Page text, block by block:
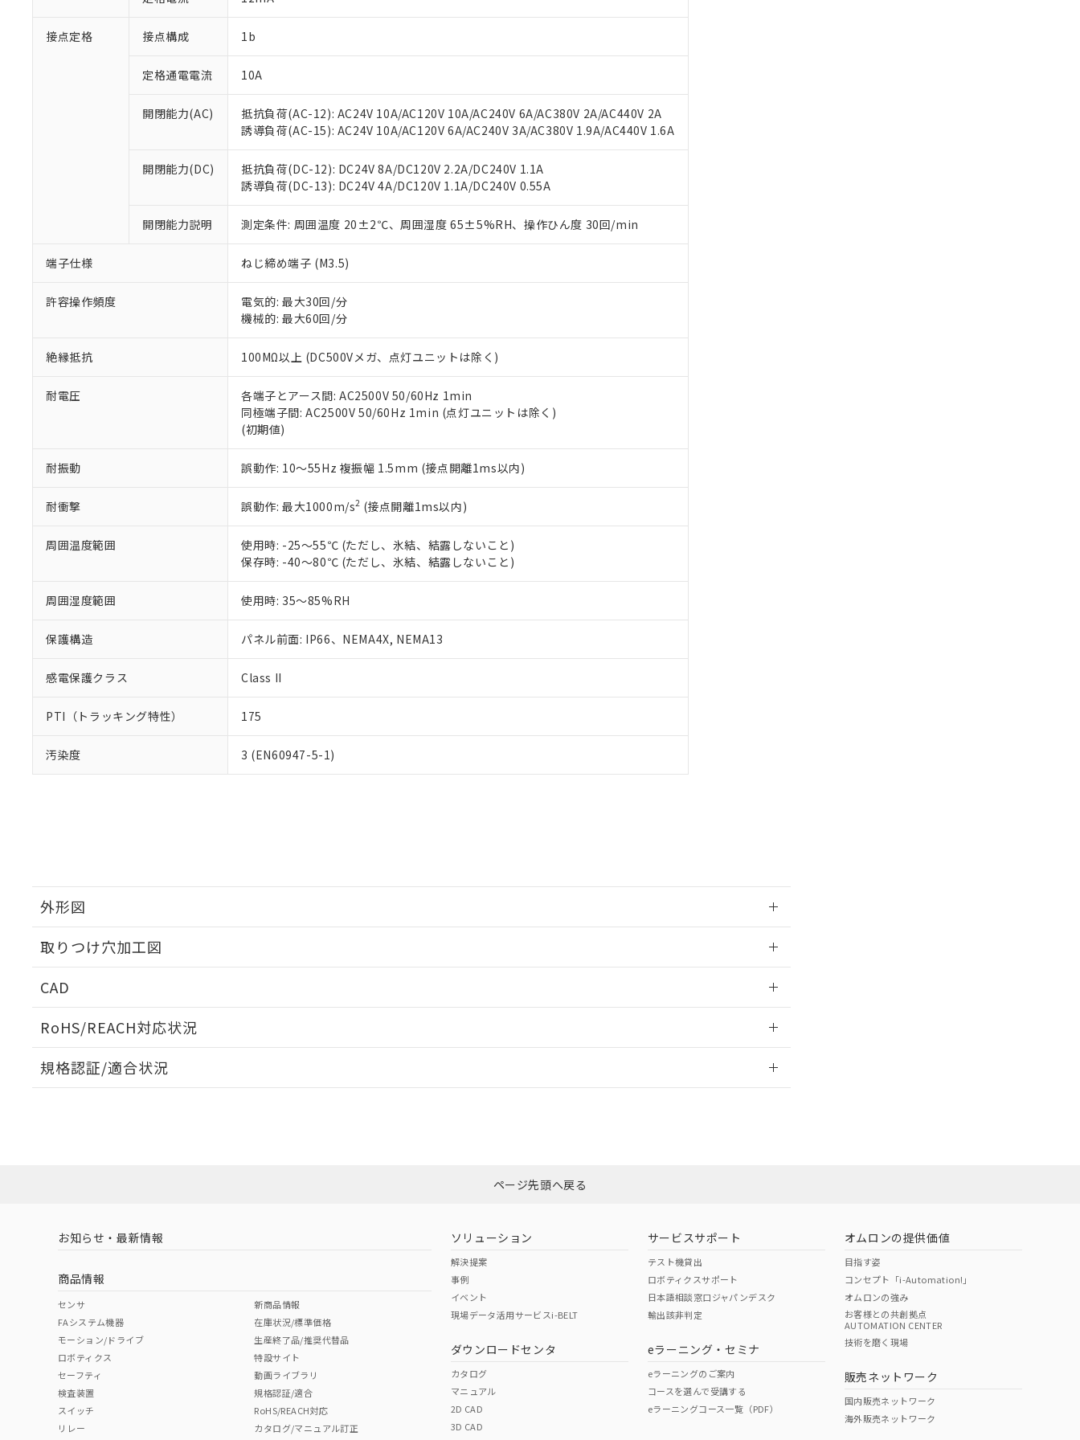
接点定格 接点構成 1b
定格通電電流 10A
開閉能力(AC)
抵抗負荷(AC-12): AC24V 10A/AC120V 10A/AC240V 6A/AC380V 2A/AC440V 2A
誘導負荷(AC-15): AC24V 10A/AC120V 6A/AC240V 3A/AC380V 1.9A/AC440V 1.6A
開閉能力(DC)
抵抗負荷(DC-12): DC24V 8A/DC120V 2.2A/DC240V 1.1A
誘導負荷(DC-13): DC24V 4A/DC120V 1.1A/DC240V 0.55A
開閉能力説明 測定条件: 周囲温度 20±2℃、周囲湿度 65±5%RH、操作ひん度 30回/min
端子仕様 ねじ締め端子 (M3.5)
許容操作頻度
電気的: 最大30回/分
機械的: 最大60回/分
絶縁抵抗 100MΩ以上 (DC500Vメガ、点灯ユニットは除く)
耐電圧
各端子とアース間: AC2500V 50/60Hz 1min
同極端子間: AC2500V 50/60Hz 1min (点灯ユニットは除く)
(初期値)
耐振動 誤動作: 10～55Hz 複振幅 1.5mm (接点開離1ms以内)
耐衝撃 誤動作: 最大1000m/s2 (接点開離1ms以内)
周囲温度範囲
使用時: -25～55℃ (ただし、氷結、結露しないこと)
保存時: -40～80℃ (ただし、氷結、結露しないこと)
周囲湿度範囲 使用時: 35～85%RH
保護構造 パネル前面: IP66、NEMA4X, NEMA13
感電保護クラス Class II
PTI（トラッキング特性） 175
汚染度 3 (EN60947-5-1)
外形図
取りつけ穴加工図
CAD
RoHS/REACH対応状況
EU RoHS 注意事項・凡例
ダウンロードはこちら
中国 RoHS 注意事項・凡例
中国 RoHS表
Pb Hg Cr(VI)
O O
規格認証/適合状況
（イギリス
（ノルウェー
（日本
（アメリカ
この製品の規格認証/適合状況ページへ
その他の認証はこちらのページからご検索ください
本サービスは、当社制御機器事業取扱商品の当社在庫状況および標準価格(税抜)を提供させていただ
当社制御機器事業取扱商品の中には、本サービスの対象外となる商品もあることをご了承ください。
い。
正式な納期状況および標準価格はお客様のお取引先、またはお客様担当のオムロン制御機器販売店・
当社販売員にご相談ください。
在庫状況および標準価格結果を当社の事前の承諾なく第三者に漏洩または開示しないようお願いしま
す。
マイパーツ機能（部品リスト作成サービス）をご利用いただくには、I-Webメンバーズにご登録され
ている必要があります。
お客様が当ウェブサイト上で当社にご登録された部品リストについて、当社および当社の共同利用者
が、当社の製品・サービスに関するお客様との取引・商談に必要な範囲で利用することをご了承くだ
さい。
いる法人を指します。
*EU RoHS指令（10物質）：
フタル酸ビス(2-エチルヘキシル) (DEHP)(別名：DOP) 1000ppm以下、フタル酸ブチルベンジル（BBP） 1000ppm以下、フタル酸ジブチ
ル（DBP） 1000ppm以下、フタル酸ジイソブチル (DIBP) 1000ppm以下
但し、RoHS指令で産業用監視および制御機器に対する適用除外項目は除く。
フタル酸エステル類の４物質については閾値を超える意図的な使用がないことを確認しています。
※2 対応予定月
部品在庫の切り替え状況などにより、予定月が前後することがあります。
※3 非含有証明書ダウンロード
EU RoHS指令（10物質）の非含有証明書
51物質の非含有証明書（当社基準）
※本証明書は発行日時点で非含有を証明するもので、過去に遡って非含有を証明するものではありません。
また、RoHS指令のフタル酸エステル類４物質の対応では、対応完了までの期間は出荷製品に未対応品が
混在することから備考欄に対応日を記載しておりました。
既に当社にて対応品への在庫切替を完了していることから、特段のことがない限り、2022年1月12日よ
り割愛しております。
「×」：最大均質材料含有率が中国RoHSの基準値を超えていることを示します。
Pb(鉛) :1000ppm、 Hg(水銀) : 1000ppm、 Cd(カドミウム) : 100ppm、
DEHP(フタル酸ビス(2-エチルヘキシル)) : 1000ppm
※2 環境保護使用期限
「ｅ」：有害物質（10物質）のすべてが基準値以下であることを示します。
味します。
「－」：未確認です。当社販売部門へお問い合わせください。
当社は、これら貴社製品のうち、外国為替および外国貿易法に定める商品（以下｢規制貨物等」とい
などの必要な手続きをとります。
ます。
当社は貴社製品を、核兵器、ミサイル、化学兵器、生物兵器またはその他武器並びにこれらの製造装
置等に一切使用いたしません。
当社は、貴社製品を第三者に販売する場合は、上記1、2および3の内容を当該第三者に通知します。
たしません。
△ 一定数には満たないが在庫あり
－
在庫なし(最新の在庫状況については、お客様のお取引先、またはお客様担当のオムロン制御
機器販売店・当社販売員にご確認ください)
空
受注生産機種、また在庫状況の情報を公開していない機種
ページ先頭へ戻る
お知らせ・最新情報
商品情報
センサ
FAシステム機器
モーション/ドライブ
ロボティクス
セーフティ
検査装置
スイッチ
リレー
新商品情報
在庫状況/標準価格
生産終了品/推奨代替品
特設サイト
動画ライブラリ
規格認証/適合
RoHS/REACH対応
カタログ/マニュアル訂正
ソリューション
解決提案
事例
イベント
現場データ活用サービスi-BELT
ダウンロードセンタ
カタログ
マニュアル
2D CAD
3D CAD
サービスサポート
テスト機貸出
ロボティクスサポート
日本語相談窓口ジャパンデスク
輸出該非判定
eラーニング・セミナ
eラーニングのご案内
コースを選んで受講する
eラーニングコース一覧（PDF）
オムロンの提供価値
目指す姿
コンセプト「i-Automation!」
オムロンの強み
お客様との共創拠点
AUTOMATION CENTER
技術を磨く現場
販売ネットワーク
国内販売ネットワーク
海外販売ネットワーク